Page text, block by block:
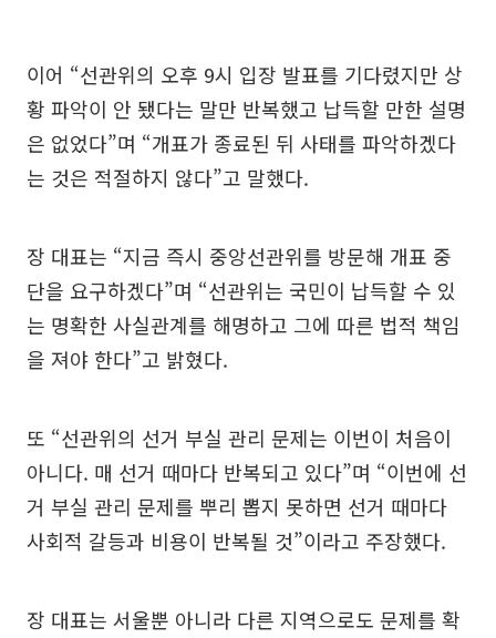
이어 “선관위의 오후 9시 입장 발표를 기다렸지만 상
황 파악이 안 됐다는 말만 반복했고 납득할 만한 설명
은 없었다”며 “개표가 종료된 뒤 사태를 파악하겠다
는 것은 적절하지 않다”고 말했다.
장 대표는 “지금 즉시 중앙선관위를 방문해 개표 중
단을 요구하겠다”며 “선관위는 국민이 납득할 수 있
는 명확한 사실관계를 해명하고 그에 따른 법적 책임
을 져야 한다”고 밝혔다.
또 “선관위의 선거 부실 관리 문제는 이번이 처음이
아니다. 매 선거 때마다 반복되고 있다”며 “이번에 선
거 부실 관리 문제를 뿌리 뽑지 못하면 선거 때마다
사회적 갈등과 비용이 반복될 것”이라고 주장했다.
장 대표는 서울뿐 아니라 다른 지역으로도 문제를 확